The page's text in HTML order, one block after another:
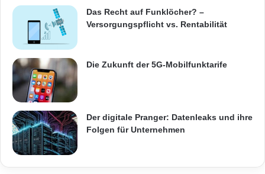
Das Recht auf Funklöcher? –
Versorgungspflicht vs. Rentabilität
Die Zukunft der 5G-Mobilfunktarife
Der digitale Pranger: Datenleaks und ihre
Folgen für Unternehmen